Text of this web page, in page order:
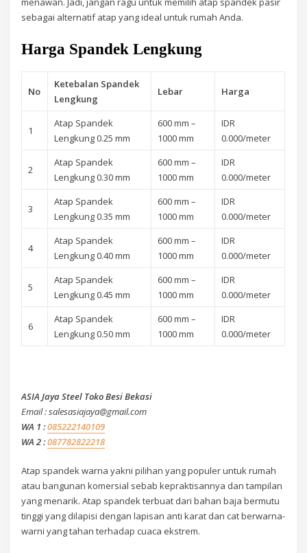
sebagai alternatif atap yang ideal untuk rumah Anda.
Harga Spandek Lengkung
No
Ketebalan Spandek
Lengkung
Lebar Harga
1
Atap Spandek
Lengkung 0.25 mm
600 mm –
1000 mm
IDR
0.000/meter
2
Atap Spandek
Lengkung 0.30 mm
600 mm –
1000 mm
IDR
0.000/meter
3
Atap Spandek
Lengkung 0.35 mm
600 mm –
1000 mm
IDR
0.000/meter
4
Atap Spandek
Lengkung 0.40 mm
600 mm –
1000 mm
IDR
0.000/meter
5
Atap Spandek
Lengkung 0.45 mm
600 mm –
1000 mm
IDR
0.000/meter
6
Atap Spandek
Lengkung 0.50 mm
600 mm –
1000 mm
IDR
0.000/meter
ASIA Jaya Steel Toko Besi Bekasi
Email : salesasiajaya@gmail.com
WA 1 :085222140109
WA 2 :087782822218
Atap spandek warna yakni pilihan yang populer untuk rumah
atau bangunan komersial sebab kepraktisannya dan tampilan
yang menarik. Atap spandek terbuat dari bahan baja bermutu
tinggi yang dilapisi dengan lapisan anti karat dan cat berwarna-
warni yang tahan terhadap cuaca ekstrem.